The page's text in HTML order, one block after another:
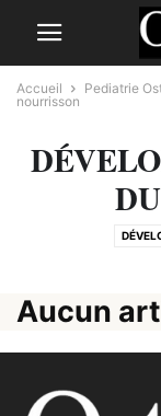
Accueil Pediatrie
nourrisson
Aucun